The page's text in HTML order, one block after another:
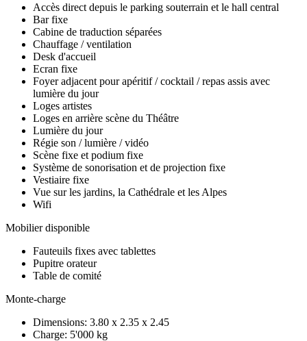
Accès direct depuis le parking souterrain et le hall central
Bar fixe
Cabine de traduction séparées
Chauffage / ventilation
Desk d'accueil
Ecran fixe
Foyer adjacent pour apéritif / cocktail / repas assis avec
lumière du jour
Loges artistes
Loges en arrière scène du Théâtre
Lumière du jour
Régie son / lumière / vidéo
Scène fixe et podium fixe
Système de sonorisation et de projection fixe
Vestiaire fixe
Vue sur les jardins, la Cathédrale et les Alpes
Wifi
Mobilier disponible
Fauteuils fixes avec tablettes
Pupitre orateur
Table de comité
Monte-charge
Dimensions: 3.80 x 2.35 x 2.45
Charge: 5'000 kg